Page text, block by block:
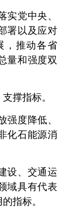
党中央、
署以及应对
，推动各省
量和强度双
撑指标。
强度降低、
化石能源消
设、交通运
域具有代表
指标。